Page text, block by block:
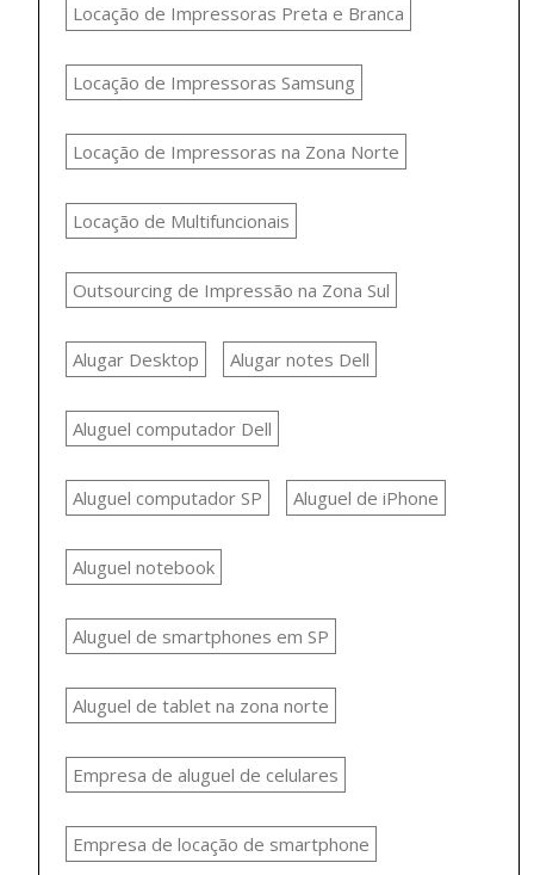
Locação de Impressoras Preta e Branca
Locação de Impressoras Samsung
Locação de Impressoras na Zona Norte
Locação de Multifuncionais
Outsourcing de Impressão na Zona Sul
Alugar Desktop Alugar notes Dell
Aluguel computador Dell
Aluguel computador SP Aluguel de iPhone
Aluguel notebook
Aluguel de smartphones em SP
Aluguel de tablet na zona norte
Empresa de aluguel de celulares
Empresa de locação de smartphone